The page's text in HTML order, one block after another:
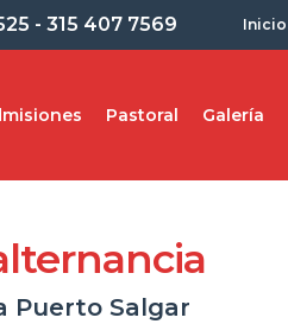
- 315 407 7569 Inicio
Pastoral Galería
Puerto Salgar